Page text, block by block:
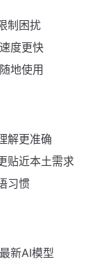
制困扰
度更快
地使用
解更准确
贴近本土需求
习惯
新AI模型